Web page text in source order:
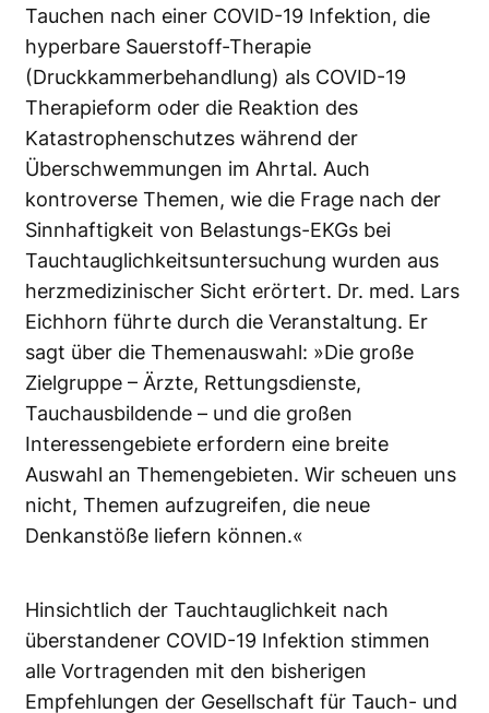
Tauchen nach einer COVID-19 Infektion, die
hyperbare Sauerstoff-Therapie
(Druckkammerbehandlung) als COVID-19
Therapieform oder die Reaktion des
Katastrophenschutzes während der
Überschwemmungen im Ahrtal. Auch
kontroverse Themen, wie die Frage nach der
Sinnhaftigkeit von Belastungs-EKGs bei
Tauchtauglichkeitsuntersuchung wurden aus
herzmedizinischer Sicht erörtert. Dr. med. Lars
Eichhorn führte durch die Veranstaltung. Er
sagt über die Themenauswahl: »Die große
Zielgruppe – Ärzte, Rettungsdienste,
Tauchausbildende – und die großen
Interessengebiete erfordern eine breite
Auswahl an Themengebieten. Wir scheuen uns
nicht, Themen aufzugreifen, die neue
Denkanstöße liefern können.«
Hinsichtlich der Tauchtauglichkeit nach
überstandener COVID-19 Infektion stimmen
alle Vortragenden mit den bisherigen
Empfehlungen der Gesellschaft für Tauch- und